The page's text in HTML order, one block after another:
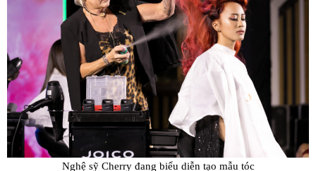
Nghệ sỹ Cherry đang biểu diễn tạo mẫu tóc